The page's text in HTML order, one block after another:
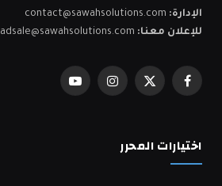
الإدارة: contact@sawahsolutions.com
للإعلان معنا: adsale@sawahsolutions.com
فيسبوكX
الانستغراميوتيوب
اختيارات المحرر